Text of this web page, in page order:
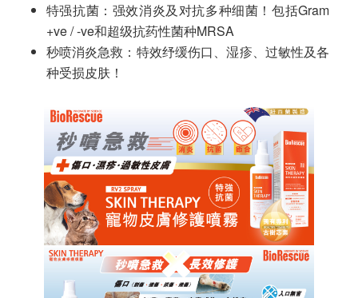
特强抗菌：强效消炎及对抗多种细菌！包括Gram
+ve / -ve和超级抗药性菌种MRSA
秒喷消炎急救：特效纾缓伤口、湿疹、过敏性及各
种受损皮肤！